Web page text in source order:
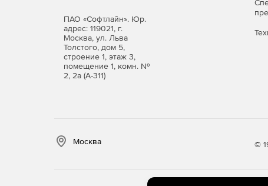
ПАО «Софтлайн». Юр.
адрес: 119021, г.
Москва, ул. Льва
Толстого, дом 5,
строение 1, этаж 3,
помещение 1, комн. №
2, 2а (А-311)
Москва ©